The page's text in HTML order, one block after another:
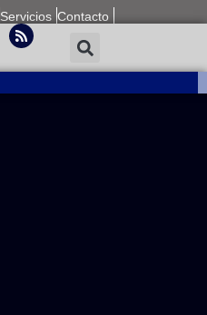
Servicios Contacto